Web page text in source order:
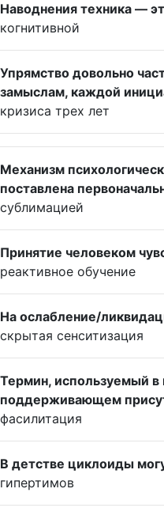
Наводнения техника —
когнитивной
Упрямство довольно
замыслам, каждой
кризиса трех лет
Механизм
поставлена
сублимацией
Принятие человеком
реактивное обучение
На ослабление/
скрытая сенситизация
Термин, используемый в
поддерживающем
фасилитация
В детстве циклоиды
гипертимов